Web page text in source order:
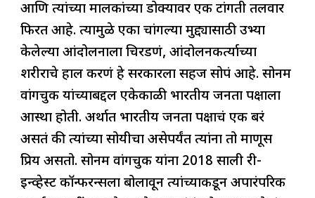
आणि त्यांच्या मालकांच्या डोक्यावर एक टांगती तलवार
फिरत आहे. त्यामुळे एका चांगल्या मुद्द्यासाठी उभ्या
केलेल्या आंदोलनाला चिरडणं, आंदोलनकर्त्याच्या
शरीराचे हाल करणं हे सरकारला सहज सोपं आहे. सोनम
वांगचुक यांच्याबद्दल एकेकाळी भारतीय जनता पक्षाला
आस्था होती. अर्थात भारतीय जनता पक्षाचं एक बरं
असतं की त्यांच्या सोयीचा असेपर्यंत त्यांना तो माणूस
प्रिय असतो. सोनम वांगचुक यांना 2018 साली री-
इन्व्हेस्ट कॉन्फरन्सला बोलावून त्यांच्याकडून अपारंपरिक